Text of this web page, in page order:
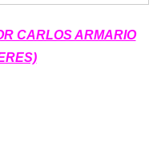
CARLOS ARMARIO